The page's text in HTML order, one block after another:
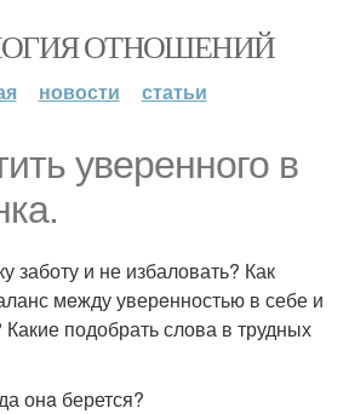
ОТНОШЕНИЙ
новости статьи
уверенного в
заботу и не избаловать? Как
мeжду уверeнностью в себе и
подобрать слова в трудных
онa берется?